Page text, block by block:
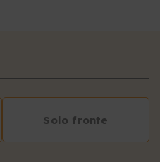
Solo fronte